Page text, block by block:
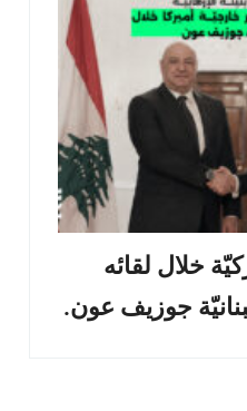
خلال لقائه
جوزيف عون.